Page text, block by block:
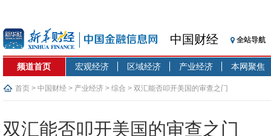
中国财经 全站导航
频道首页 宏观经济 区域经济 产业经济 本网聚焦
首页 > 中国财经 > 产业经济 > 综合 > 双汇能否叩开美国的审查之门
双汇能否叩开美国的审查之门